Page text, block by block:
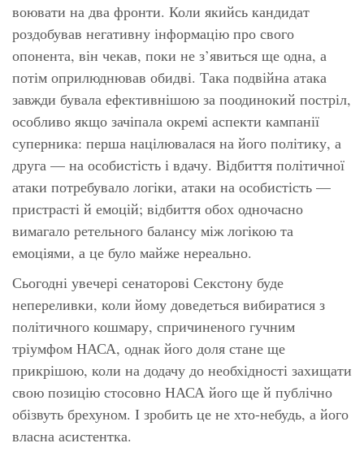
воювати на два фронти. Коли якийсь кандидат
роздобував негативну інформацію про свого
опонента, він чекав, поки не з’явиться ще одна, а
потім оприлюднював обидві. Така подвійна атака
завжди бувала ефективнішою за поодинокий постріл,
особливо якщо зачіпала окремі аспекти кампанії
суперника: перша націлювалася на його політику, а
друга — на особистість і вдачу. Відбиття політичної
атаки потребувало логіки, атаки на особистість —
пристрасті й емоцій; відбиття обох одночасно
вимагало ретельного балансу між логікою та
емоціями, а це було майже нереально.
Сьогодні увечері сенаторові Секстону буде
непереливки, коли йому доведеться вибиратися з
політичного кошмару, спричиненого гучним
тріумфом НАСА, однак його доля стане ще
прикрішою, коли на додачу до необхідності захищати
свою позицію стосовно НАСА його ще й публічно
обізвуть брехуном. І зробить це не хто-небудь, а його
власна асистентка.